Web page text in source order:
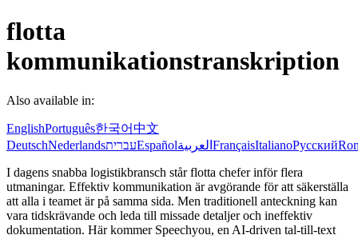
flotta
kommunikationstranskription
Also available in:
EnglishPortuguês한국어中文
DeutschNederlandsעבריתEspañolالعربية FrançaisItalianoРусский
I dagens snabba logistikbransch står flotta chefer inför flera
utmaningar. Effektiv kommunikation är avgörande för att säkerställa
att alla i teamet är på samma sida. Men traditionell anteckning kan
vara tidskrävande och leda till missade detaljer och ineffektiv
dokumentation. Här kommer Speechyou, en AI-driven tal-till-text